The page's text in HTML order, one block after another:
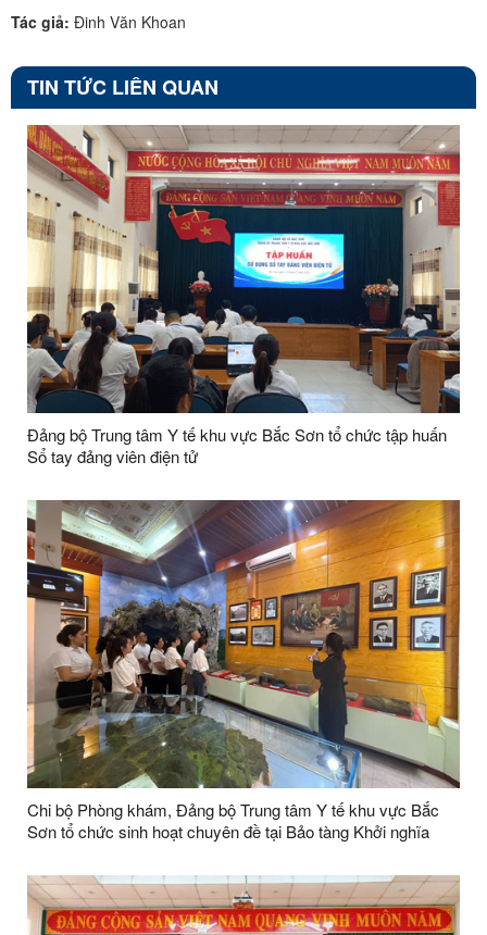
Tác giả: Đinh Văn Khoan
TIN TỨC LIÊN QUAN
Đảng bộ Trung tâm Y tế khu vực Bắc Sơn tổ chức tập huấn
Sổ tay đảng viên điện tử
Chi bộ Phòng khám, Đảng bộ Trung tâm Y tế khu vực Bắc
Sơn tổ chức sinh hoạt chuyên đề tại Bảo tàng Khởi nghĩa